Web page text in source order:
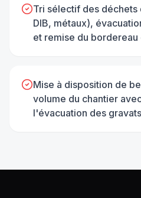
Tri sélectif des déchets
DIB, métaux),
et remise du
Mise à disposition de
volume du chantier
l'évacuation des gravats